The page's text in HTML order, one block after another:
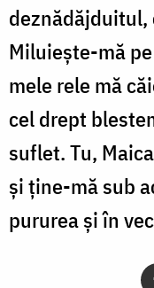
deznădăjduitul,
Miluiește-mă
mele rele mă
cel drept
suflet. Tu,
și ține-mă sub
pururea și în